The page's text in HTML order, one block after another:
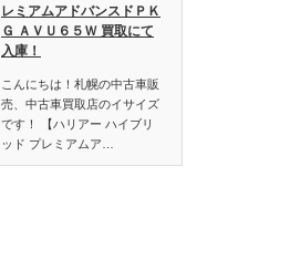
レミアムアドバンスドＰＫ
Ｇ ＡＶＵ６５Ｗ 買取にて
入庫！
こんにちは！札幌の中古車販
売、中古車買取店のイサイズ
です！ 【ハリアー ハイブリ
ッド プレミアムア…